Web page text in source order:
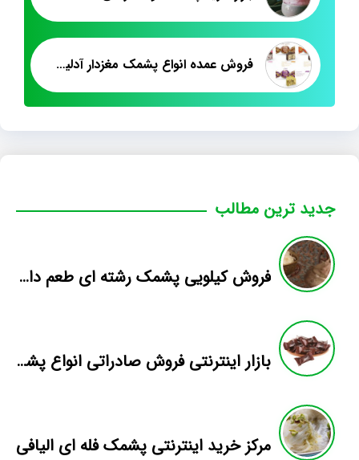
فروش عمده انواع پشمک مغزدار آدلین میوه ای
جدید ترین مطالب
فروش کیلویی پشمک رشته ای طعم دار میوه
بازار اینترنتی فروش صادراتی انواع پشمک الیافی/شکلاتی
مرکز خرید اینترنتی پشمک فله ای الیافی